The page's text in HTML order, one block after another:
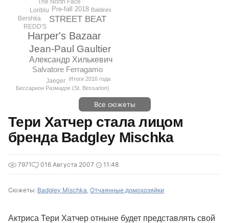
Harper's Bazaar
Jean-Paul Gaultier
STREET BEAT
Александр Хилькевич
Salvatore Ferragamo
Pre-fall 2018
Loriblu
Bershka
REDD'S
Jaeger
Бессарион Размадзе (St. Bessarion)
Baldinini
Итоги 2016 года
Все сюжеты
Тери Хатчер стала лицом
бренда Badgley Mischka
7971 016 Августа 2007 11:48
Сюжеты: Badgley Mischka, Отчаянные домохозяйки
Актриса Тери Хатчер отныне будет представлять свой